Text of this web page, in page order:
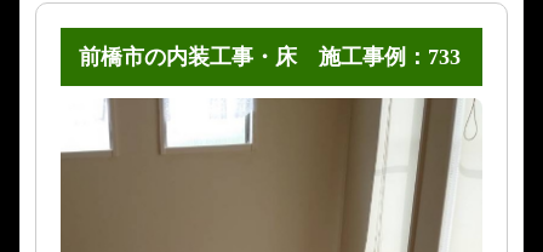
前橋市の内装工事・床 施工事例：733